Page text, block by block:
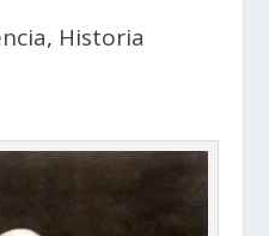
, Historia